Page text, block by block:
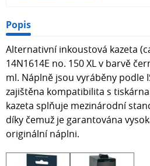
Popis
Alternativní inkoustová kazeta
14N1614E no. 150 XL v barvě
ml. Náplně jsou vyráběny podle
zajištěna kompatibilita s
kazeta splňuje mezinárodní
díky čemuž je garantována
originální náplni.